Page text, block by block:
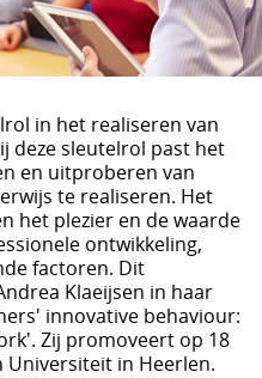
in het realiseren van
deze sleutelrol past het
en uitproberen van
te realiseren. Het
het plezier en de waarde
ontwikkeling,
factoren. Dit
Klaeijsen in haar
innovative behaviour:
Zij promoveert op 18
Universiteit in Heerlen.